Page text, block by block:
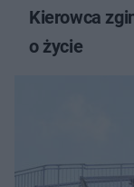
Kierowca
o życie